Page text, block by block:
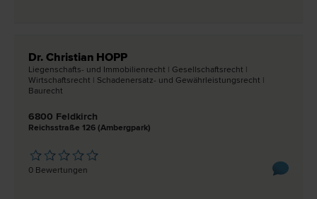
Dr. Christian HOPP
Liegenschafts- und Immobilien­recht | Gesellschafts­recht |
Wirtschafts­recht | Schadenersatz- und Gewährleistungs­recht |
Bau­recht
6800 Feldkirch
Reichsstraße 126 (Ambergpark)
0 Bewertungen